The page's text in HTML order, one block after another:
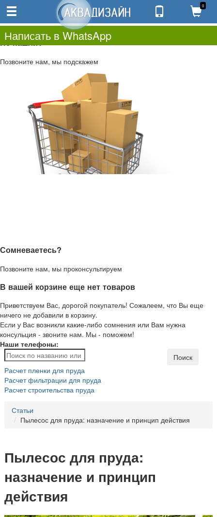
0.00
0
Не нашли?
Позвоните нам, мы подскажем
Сомневаетесь?
Позвоните нам, мы проконсультируем
В вашей корзине еще нет товаров
Приветствуем Вас, дорогой покупатель! Сожалеем, что Вы еще
ничего не добавили в корзину.
Если у Вас возникли какие-либо сомнения или Вам нужна
консульция - звоните нам. Мы - поможем!
Наши телефоны:
0
Написать в WhatsApp
Поиск
Расчет пленки для пруда
Расчет фильтрации для пруда
Расчет строительства пруда
Статьи
Пылесос для пруда: назначение и принцип действия
Пылесос для пруда:
назначение и принцип
действия